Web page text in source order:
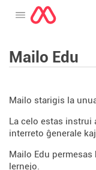
Malfermu la menuon
Mailo Edu
Mailo starigis la
La celo estas
interreto ĝenerale
Mailo Edu
lernejo.